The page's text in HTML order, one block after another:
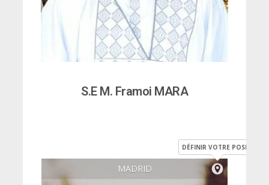
S.E M. Framoi MARA
MADRID
DÉFINIR VOTRE POSITION